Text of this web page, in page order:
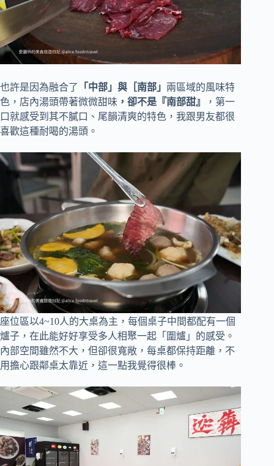
也許是因為融合了 「中部」與［南部」 兩區域的風味特
色，店內湯頭帶著微微甜味 ，卻不是『南部甜』
，第一
口就感受到其不膩口、尾韻清爽的特色，我跟男友都很
喜歡這種耐喝的湯頭。
座位區以4~10人的大桌為主，每個桌子中間都配有一個
爐子，在此能好好享受多人相聚一起「圍爐」的感受。
內部空間雖然不大，但卻很寬敞，每桌都保持距離，不
用擔心跟鄰桌太靠近，這一點我覺得很棒。